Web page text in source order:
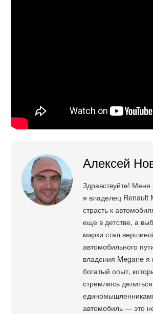
Алексей
Здравствуйте! Меня
я владелец Renault
страсть к
еще в детстве, а
марки стал
автомобильного
владения Megane я
богатый опыт,
стремлюсь
автомобиль — это